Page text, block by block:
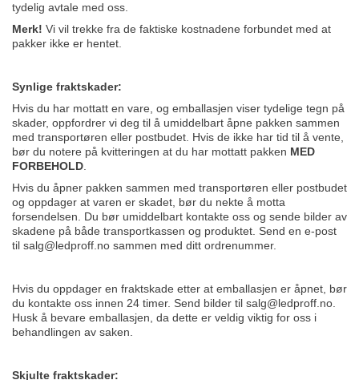
tydelig avtale med oss.
Merk! Vi vil trekke fra de faktiske kostnadene forbundet med at
pakker ikke er hentet.
Synlige fraktskader:
Hvis du har mottatt en vare, og emballasjen viser tydelige tegn på
skader, oppfordrer vi deg til å umiddelbart åpne pakken sammen
med transportøren eller postbudet. Hvis de ikke har tid til å vente,
bør du notere på kvitteringen at du har mottatt pakken MED
FORBEHOLD
Hvis du åpner pakken sammen med transportøren eller postbudet
og oppdager at varen er skadet, bør du nekte å motta
forsendelsen. Du bør umiddelbart kontakte oss og sende bilder av
skadene på både transportkassen og produktet. Send en e-post
til salg@ledproff.no sammen med ditt ordrenummer.
Hvis du oppdager en fraktskade etter at emballasjen er åpnet, bør
du kontakte oss innen 24 timer. Send bilder til salg@ledproff.no
Husk å bevare emballasjen, da dette er veldig viktig for oss i
behandlingen av saken.
Skjulte fraktskader: